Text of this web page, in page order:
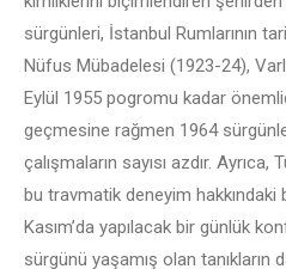
sürgünleri, İstanbul Rumlarının
Nüfus Mübadelesi (1923-24),
Eylül 1955 pogromu kadar
geçmesine rağmen 1964
çalışmaların sayısı azdır.
bu travmatik deneyim hakkındaki
Kasım’da yapılacak bir günlük
sürgünü yaşamış olan tanıkların